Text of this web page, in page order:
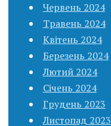
Червень 2024
Травень 2024
Квітень 2024
Березень 2024
Лютий 2024
Січень 2024
Грудень 2023
Листопад 2023